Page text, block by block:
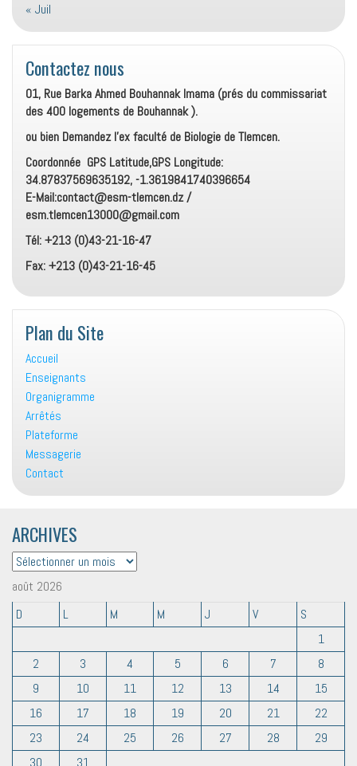
« Juil
Contactez nous
01, Rue Barka Ahmed Bouhannak Imama (prés du commissariat
des 400 logements de Bouhannak ).
ou bien Demandez l’ex faculté de Biologie de Tlemcen.
Coordonnée GPS Latitude,GPS Longitude:
34.87837569635192, -1.3619841740396654
E-Mail:contact@esm-tlemcen.dz /
esm.tlemcen13000@gmail.com
Tél: +213 (0)43-21-16-47
Fax: +213 (0)43-21-16-45
Plan du Site
Accueil
Enseignants
Organigramme
Arrêtés
Plateforme
Messagerie
Contact
ARCHIVES
ARCHIVES
août 2026
D
L M M J V
S
1
2
3 4 5 6 7
8
9
10 11 12 13 14
15
16
17 18 19 20 21
22
23
24 25 26 27 28
29
30
31